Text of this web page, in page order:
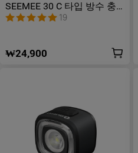
SEEMEE 30 C 타입 방수 충
전식 자전거 후미등
19
₩24,900